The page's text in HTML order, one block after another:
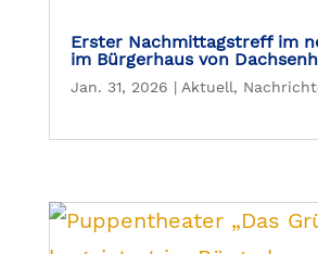
Erster Nachmittagstreff im
im Bürgerhaus von
Jan. 31, 2026 | Aktuell,